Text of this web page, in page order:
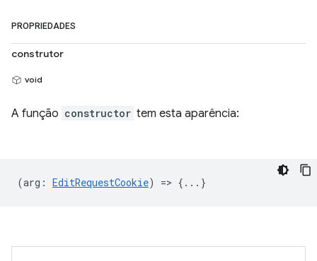
PROPRIEDADES
construtor
void
A função constructor tem esta aparência:
(arg : EditRequestCookie) => {...}